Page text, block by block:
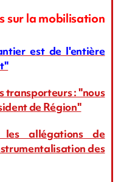
sur la mobilisation
est de l'entière
transporteurs : "nous
de Région"
allégations de
des